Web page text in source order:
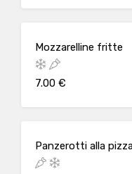
Mozzarelline fritte
7.00 €
Panzerotti alla